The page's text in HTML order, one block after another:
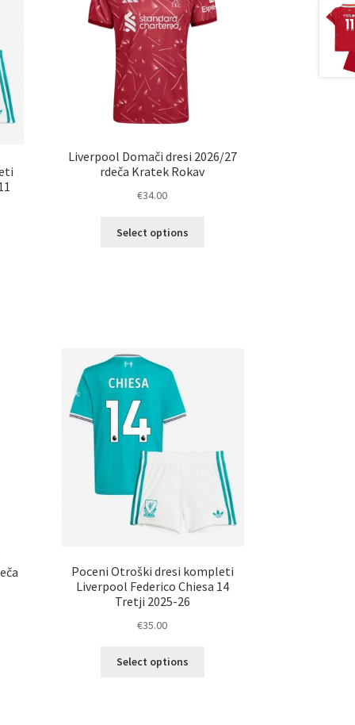
Liverpool Domači dresi 2026/27
rdeča Kratek Rokav
€34.00
Select options
Poceni Otroški dresi kompleti
Liverpool Federico Chiesa 14
Tretji 2025-26
€35.00
Select options